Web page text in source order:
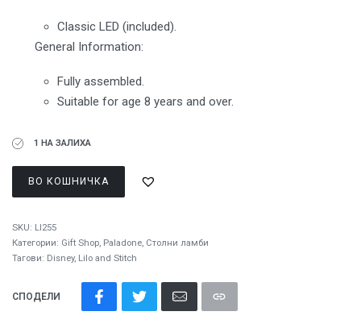
Classic LED (included).
General Information:
Fully assembled.
Suitable for age 8 years and over.
1 НА ЗАЛИХА
ВО КОШНИЧКА
SKU: LI255
Категории: Gift Shop, Paladone, Столни ламби
Тагови: Disney, Lilo and Stitch
СПОДЕЛИ